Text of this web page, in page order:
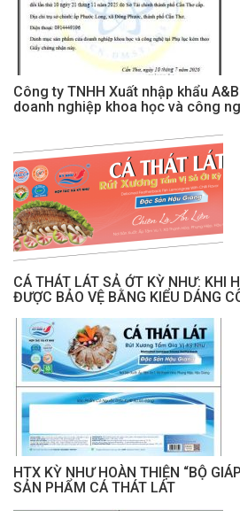
Công ty TNHH Xuất nhập khẩu
doanh nghiệp khoa học và công
CÁ THÁT LÁT SẢ ỚT KỲ NHƯ: KHI
ĐƯỢC BẢO VỆ BẰNG KIỂU DÁNG
HTX KỲ NHƯ HOÀN THIỆN “BỘ
SẢN PHẨM CÁ THÁT LÁT